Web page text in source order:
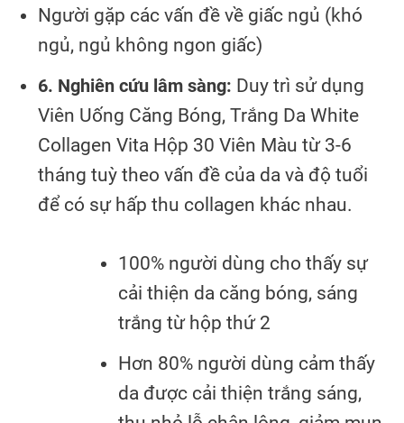
Người gặp các vấn đề về giấc ngủ (khó
ngủ, ngủ không ngon giấc)
6. Nghiên cứu lâm sàng: Duy trì sử dụng
Viên Uống Căng Bóng, Trắng Da White
Collagen Vita Hộp 30 Viên Màu từ 3-6
tháng tuỳ theo vấn đề của da và độ tuổi
để có sự hấp thu collagen khác nhau.
100% người dùng cho thấy sự
cải thiện da căng bóng, sáng
trắng từ hộp thứ 2
Hơn 80% người dùng cảm thấy
da được cải thiện trắng sáng,